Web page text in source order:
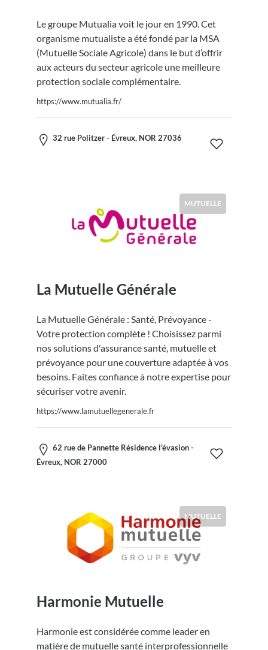
Le groupe Mutualia voit le jour en 1990. Cet
organisme mutualiste a été fondé par la MSA
(Mutuelle Sociale Agricole) dans le but d’offrir
aux acteurs du secteur agricole une meilleure
protection sociale complémentaire.
https://www.mutualia.fr/
32 rue Politzer - Évreux, NOR 27036
MUTUELLE
La Mutuelle Générale
La Mutuelle Générale : Santé, Prévoyance -
Votre protection complète ! Choisissez parmi
nos solutions d'assurance santé, mutuelle et
prévoyance pour une couverture adaptée à vos
besoins. Faites confiance à notre expertise pour
sécuriser votre avenir.
https://www.lamutuellegenerale.fr
62 rue de Pannette Résidence l'évasion -
Évreux, NOR 27000
MUTUELLE
Harmonie Mutuelle
Harmonie est considérée comme leader en
matière de mutuelle santé interprofessionnelle